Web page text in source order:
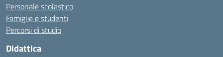
Personale scolastico
Famiglie e studenti
Percorsi di studio
Didattica